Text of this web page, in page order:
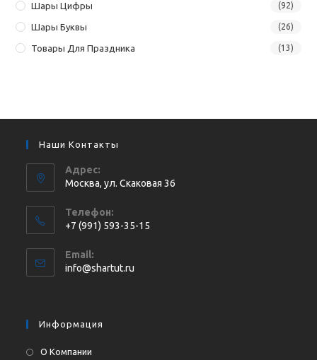
Шары Цифры (92)
Шары Буквы (26)
Товары Для Праздника (13)
Наши Контакты
Адрес:
Москва, ул. Cкаковая 36
Телефон:
+7 (991) 593-35-15
в
вашем
Email:
info@shartut.ru
Информация
О Компании